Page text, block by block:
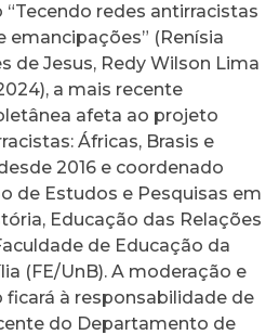
redes antirracistas
emancipações” (Renísia
de Jesus, Redy Wilson Lima
a mais recente
afeta ao projeto
Áfricas, Brasis e
2016 e coordenado
de Estudos e Pesquisas em
Educação das Relações
de Educação da
(FE/UnB). A moderação e
à responsabilidade de
do Departamento de